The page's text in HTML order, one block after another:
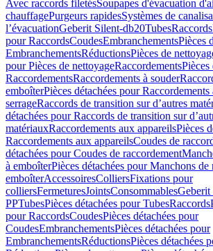
Avec raccords filetésSoupapes d'évacuation
chauffagePurgeurs rapidesSystèmes de
l’évacuationGeberit Silent-db20TubesRaccords
pour RaccordsCoudesEmbranchementsPièces
EmbranchementsRéductionsPièces de
pour Pièces de nettoyageRaccordementsPièces
RaccordementsRaccordements à souder
emboîterPièces détachées pour
serrageRaccords de transition sur d’autres
détachées pour Raccords de transition sur
matériauxRaccordements aux appareilsPièces
Raccordements aux appareilsCoudes de
détachées pour Coudes de raccordement
à emboîterPièces détachées pour Manchons de
emboîterAccessoiresColliersFixations pour
colliersFermeturesJointsConsommablesGeberit
PPTubesPièces détachées pour TubesRaccords
pour RaccordsCoudesPièces détachées pour
CoudesEmbranchementsPièces détachées pour
EmbranchementsRéductionsPièces détachées